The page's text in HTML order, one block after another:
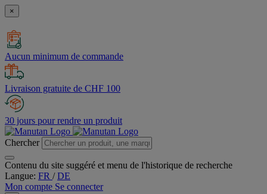
×
Aucun minimum de commande
Livraison gratuite de CHF 100
30 jours pour rendre un produit
Chercher
Contenu du site suggéré et menu de l'historique de recherche
Langue: FR /DE
Mon compte Se connecter